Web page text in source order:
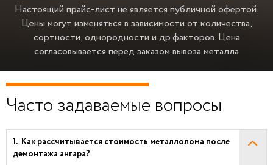
Настоящий прайс-лист не является публичной офертой.
Цены могут изменяться в зависимости от количества,
сортности, однородности и др.факторов. Цена
согласовывается перед заказом вывоза металла
Часто задаваемые вопросы
Как рассчитывается стоимость металлолома после
демонтажа ангара?